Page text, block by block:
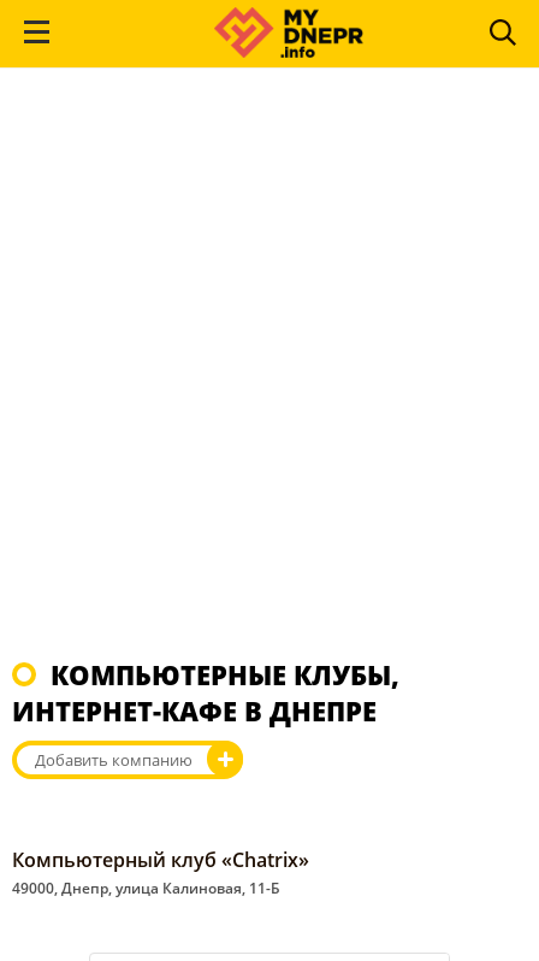
КОМПЬЮТЕРНЫЕ КЛУБЫ,
ИНТЕРНЕТ-КАФЕ В ДНЕПРЕ
Добавить компанию
Компьютерный клуб «Chatrix»
49000, Днепр, улица Калиновая, 11-Б